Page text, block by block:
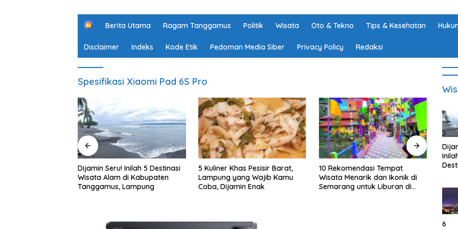
H
m
e
Berita Utama Ragam Tanggamus Politik Wisata Oto & Tekno Tips & Kesehatan
Disclaimer Indeks Kode Etik Pedoman Media Siber Privacy Policy Redaksi
Spesifikasi Xiaomi Pad 6S Pro
Seru! Inilah 5 Destinasi
5 Kuliner Khas Pesisir Barat,
Lampung yang Wajib Kamu
Coba, Dijamin Enak
10 Rekomendasi Tempat
Wisata Menarik dan Ikonik di
Semarang untuk Liburan di
6 Rekomendasi Wisata Populer
di Lampung, Cocok Buat
Healing
6